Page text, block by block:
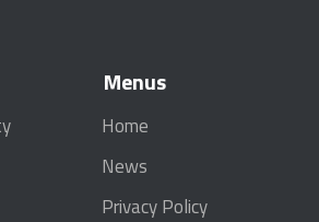
Menus
Home
News
Privacy Policy